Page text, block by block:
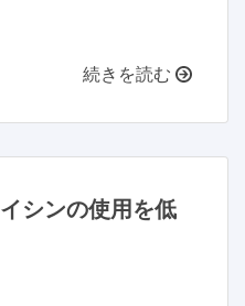
続きを読む
シンの使用を低